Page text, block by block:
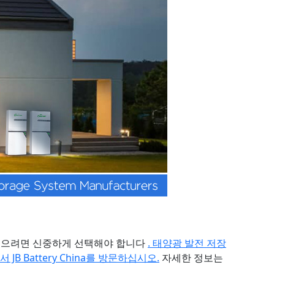
려면 신중하게 선택해야 합니다 . 태양광 발전 저장
JB Battery China를 방문하십시오. 자세한 정보는